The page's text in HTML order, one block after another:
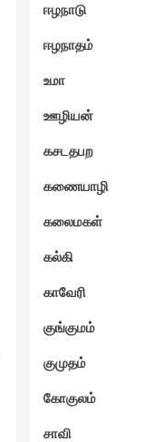
ஈழநாடு
ஈழநாதம்
உமா
ஊழியன்
கசடதபற
கணையாழி
கலைமகள்
கல்கி
காவேரி
குங்குமம்
குமுதம்
கோகுலம்
சாவி